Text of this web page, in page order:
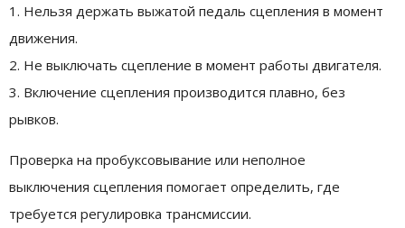
1. Нельзя держать выжатой педаль сцепления в момент
движения.
2. Не выключать сцепление в момент работы двигателя.
3. Включение сцепления производится плавно, без
рывков.
Проверка на пробуксовывание или неполное
выключения сцепления помогает определить, где
требуется регулировка трансмиссии.